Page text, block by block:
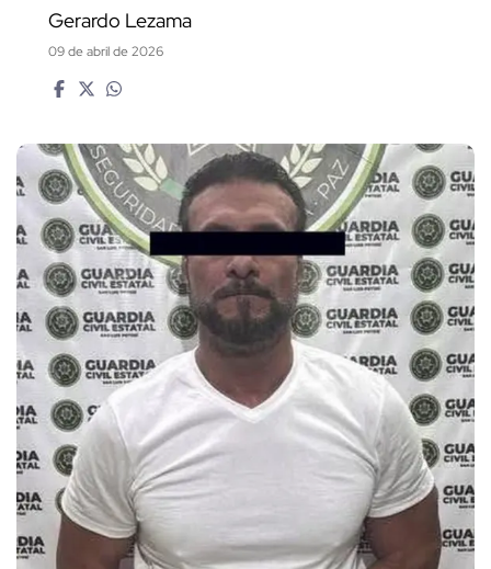
Gerardo Lezama
09 de abril de 2026